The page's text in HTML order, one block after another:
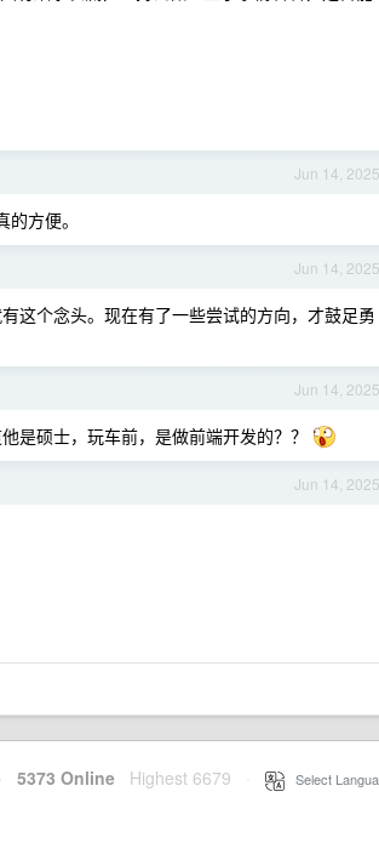
Jun 14, 2025
方便。
Jun 14, 2025
这个念头。现在有了一些尝试的方向，才鼓足勇
Jun 14, 2025
是硕士，玩车前，是做前端开发的？？
Jun 14, 2025
5373 Online Highest 6679 Select